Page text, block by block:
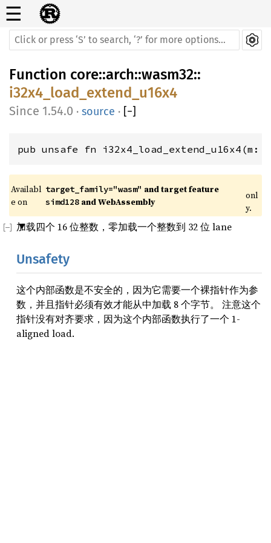
☰
Function core::arch::wasm32::
i32x4_load_extend_u16x4
1.54.0 · source · [−]
pub unsafe fn i32x4_load_extend_u16x4(m:
Availabl
e on
target_family="wasm" and target feature
simd128 and WebAssembly
onl
y.
加载四个 16 位整数，零加载一个整数到 32 位 lane
Unsafety
这个内部函数是不安全的，因为它需要一个裸指针作为参
数，并且指针必须有效才能从中加载 8 个字节。 注意这个
指针没有对齐要求，因为这个内部函数执行了一个 1-
aligned load.